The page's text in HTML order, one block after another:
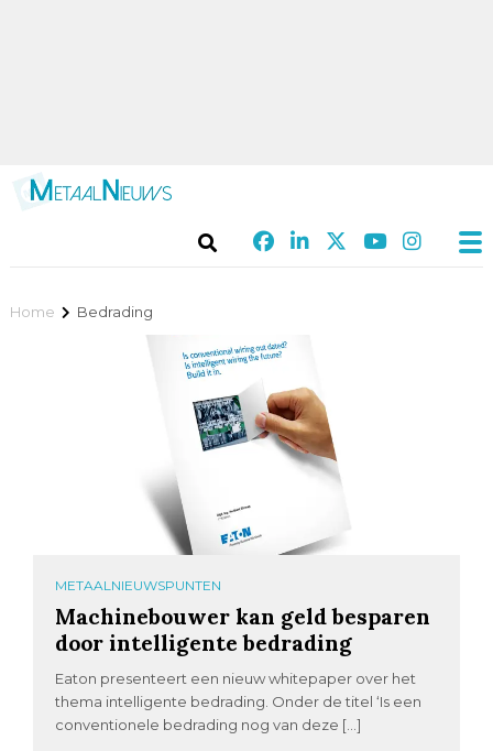
Home Bedrading
METAALNIEUWSPUNTEN
Machinebouwer kan geld besparen
door intelligente bedrading
Eaton presenteert een nieuw whitepaper over het
thema intelligente bedrading. Onder de titel ‘Is een
conventionele bedrading nog van deze […]